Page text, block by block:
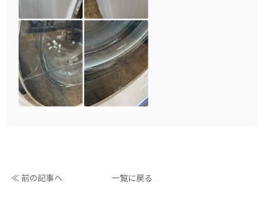
≪ 前の記事へ 一覧に戻る